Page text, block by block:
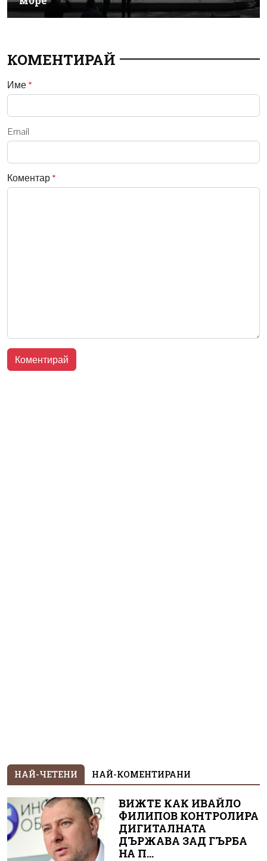
КОМЕНТИРАЙ
Име *
Email
Коментар *
НАЙ-ЧЕТЕНИ НАЙ-КОМЕНТИРАНИ
ВИЖТЕ КАК ИВАЙЛО
ФИЛИПОВ КОНТРОЛИРА
ДИГИТАЛНАТА
ДЪРЖАВА ЗАД ГЪРБА
НА П...